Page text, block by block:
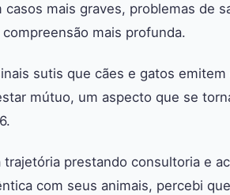
mais graves, problemas de
mais profunda.
sutis que cães e gatos
mútuo, um aspecto que se
trajetória prestando consultoria e
com seus animais, percebi